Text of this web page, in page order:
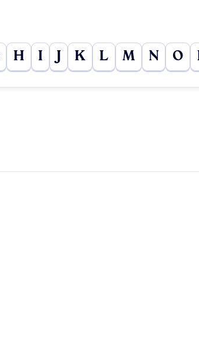
H I K L M N O